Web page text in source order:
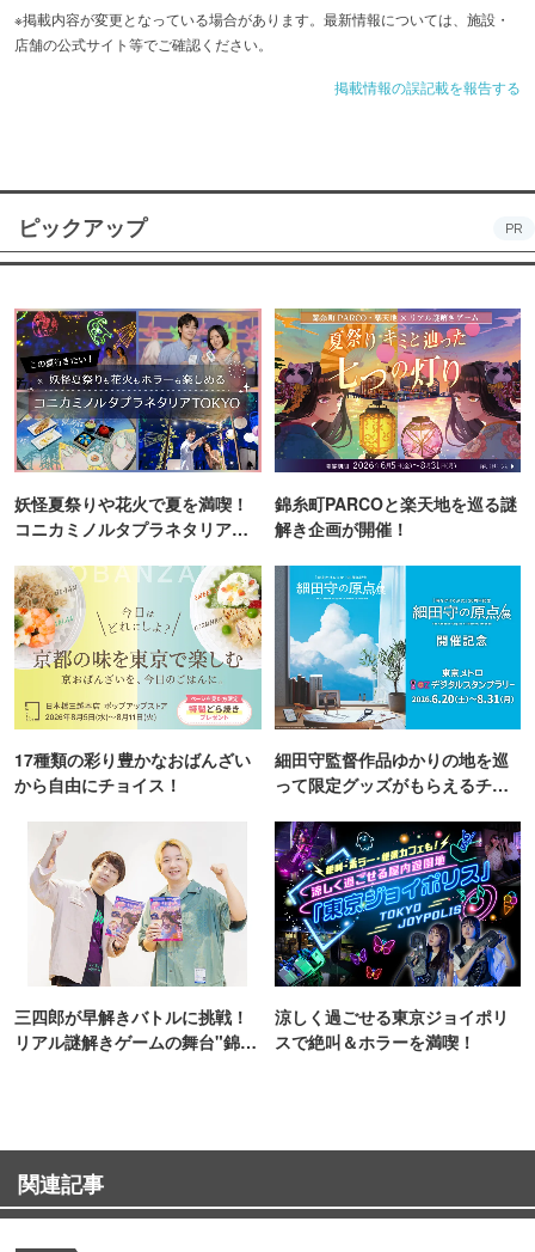
※掲載内容が変更となっている場合があります。最新情報については、施設・
店舗の公式サイト等でご確認ください。
掲載情報の誤記載を報告する
ピックアップ PR
妖怪夏祭りや花火で夏を満喫！
コニカミノルタプラネタリア
錦糸町PARCOと楽天地を巡る謎
解き企画が開催！
17種類の彩り豊かなおばんざい
から自由にチョイス！
細田守監督作品ゆかりの地を巡
って限定グッズがもらえるチャ
三四郎が早解きバトルに挑戦！
リアル謎解きゲームの舞台"錦糸
涼しく過ごせる東京ジョイポリ
スで絶叫＆ホラーを満喫！
関連記事